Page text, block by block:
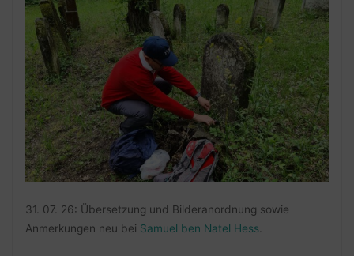
31. 07. 26: Übersetzung und Bilderanordnung sowie
Anmerkungen neu bei Samuel ben Natel Hess.